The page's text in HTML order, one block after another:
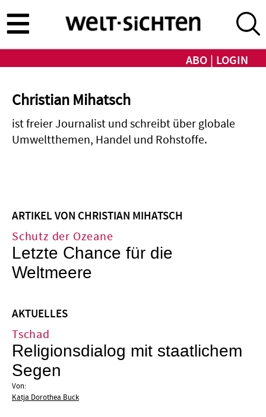
zum
Inhalt
ABO LOGIN
Christian Mihatsch
ist freier Journalist und schreibt über globale
Umweltthemen, Handel und Rohstoffe.
ARTIKEL VON CHRISTIAN MIHATSCH
Schutz der Ozeane
Letzte Chance für die
Weltmeere
AKTUELLES
Tschad
Religionsdialog mit staatlichem
Segen
Von:
Katja Dorothea Buck